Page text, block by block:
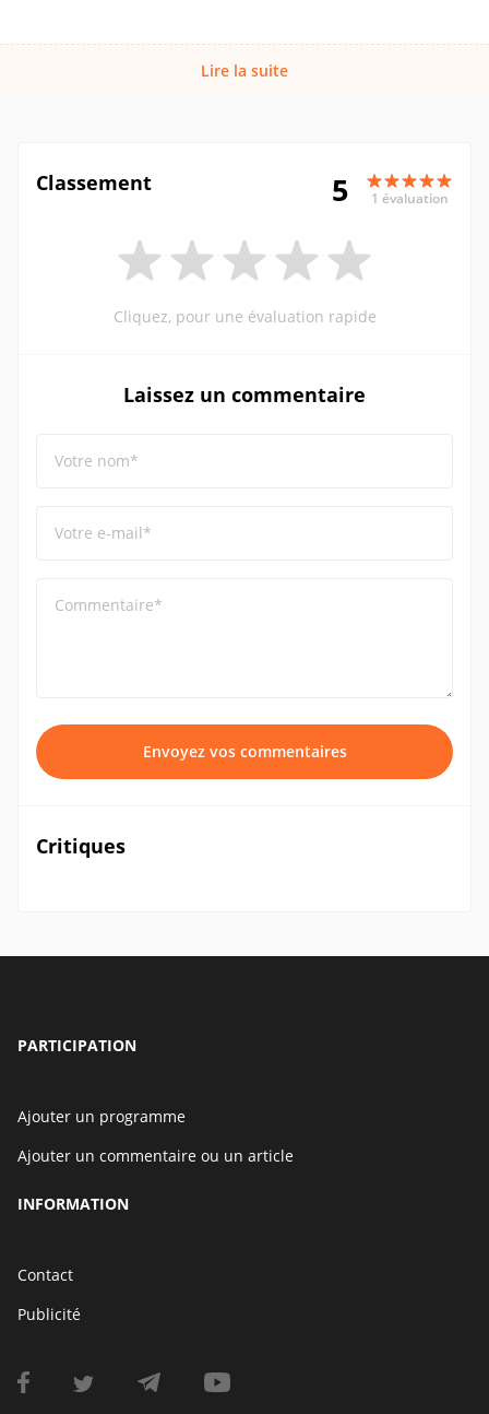
Lire la suite
Classement 5 1 évaluation
Cliquez, pour une évaluation rapide
Laissez un commentaire
Votre nom*
Votre e-mail*
Commentaire*
Envoyez vos commentaires
Critiques
PARTICIPATION
Ajouter un programme
Ajouter un commentaire ou un article
INFORMATION
Contact
Publicité